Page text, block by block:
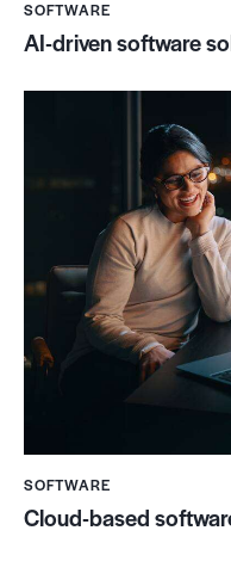
SOFTWARE
AI-driven software
SOFTWARE
Cloud-based